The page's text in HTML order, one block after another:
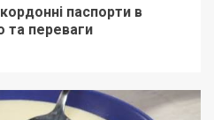
паспорти в
та переваги